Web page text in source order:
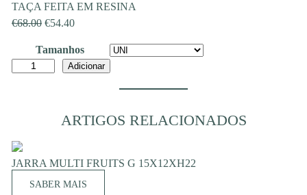
TAÇA FEITA EM RESINA
€68.00 O
original
era:
€54.40O
atual
é:
Tamanhos
Quantidade
HARMONIA
D35XH10
Adicionar
ARTIGOS RELACIONADOS
JARRA MULTI FRUITS G 15X12XH22
SABER MAIS